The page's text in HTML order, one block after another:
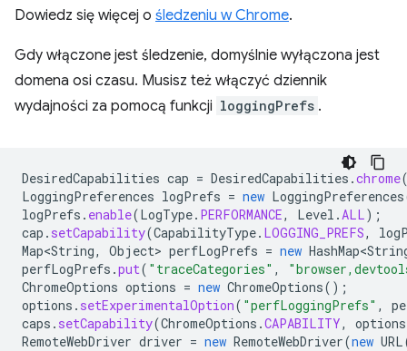
Dowiedz się więcej o śledzeniu w Chrome.
Gdy włączone jest śledzenie, domyślnie wyłączona jest
domena osi czasu. Musisz też włączyć dziennik
wydajności za pomocą funkcji loggingPrefs .
DesiredCapabilities cap = DesiredCapabilities .chrome
LoggingPreferences logPrefs = new LoggingPreferences
logPrefs . enable(LogType. PERFORMANCE, Level .ALL);
cap . setCapability(CapabilityType. LOGGING_PREFS,
Map<String, Object> perfLogPrefs = new
perfLogPrefs .put( "traceCategories" ,
ChromeOptions options = new ChromeOptions();
options . setExperimentalOption( "perfLoggingPrefs" ,
caps . setCapability(ChromeOptions .CAPABILITY, options
RemoteWebDriver driver = new RemoteWebDriver(new URL